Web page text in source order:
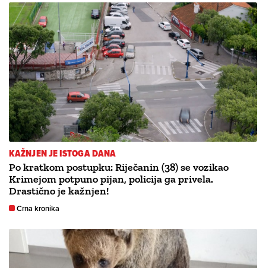
KAŽNJEN JE ISTOGA DANA
Po kratkom postupku: Riječanin (38) se vozikao
Krimejom potpuno pijan, policija ga privela.
Drastično je kažnjen!
Crna kronika